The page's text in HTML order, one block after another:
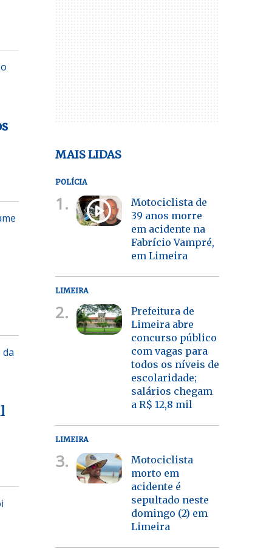
MAIS LIDAS
POLÍCIA
1.
Motociclista de
39 anos morre
em acidente na
Fabrício Vampré,
em Limeira
LIMEIRA
2.
Prefeitura de
Limeira abre
concurso público
com vagas para
todos os níveis de
escolaridade;
salários chegam
a R$ 12,8 mil
LIMEIRA
3.
Motociclista
morto em
acidente é
sepultado neste
domingo (2) em
Limeira